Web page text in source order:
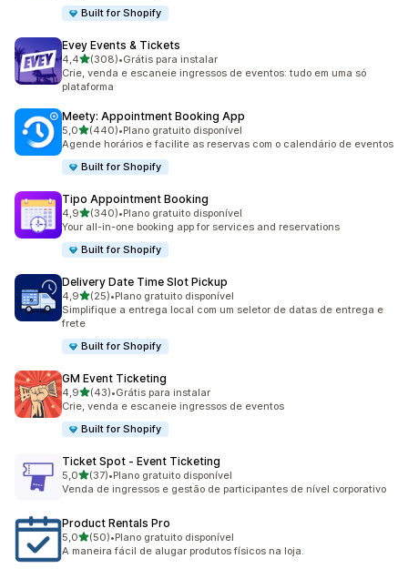
Built for Shopify
Evey Events & Tickets
4,4de 5 estrelas
(308)
308 avaliações ao todo
•Grátis para instalar
Crie, venda e escaneie ingressos de eventos: tudo em uma só
plataforma
Meety: Appointment Booking App
5,0de 5 estrelas
(440)
440 avaliações ao todo
•Plano gratuito disponível
Agende horários e facilite as reservas com o calendário de eventos
Built for Shopify
Tipo Appointment Booking
4,9de 5 estrelas
(340)
340 avaliações ao todo
•Plano gratuito disponível
Your all-in-one booking app for services and reservations
Built for Shopify
Delivery Date Time Slot Pickup
4,9de 5 estrelas
(25)
25 avaliações ao todo
•Plano gratuito disponível
Simplifique a entrega local com um seletor de datas de entrega e
frete
Built for Shopify
GM Event Ticketing
4,9de 5 estrelas
(43)
43 avaliações ao todo
•Grátis para instalar
Crie, venda e escaneie ingressos de eventos
Built for Shopify
Ticket Spot ‑ Event Ticketing
5,0de 5 estrelas
(37)
37 avaliações ao todo
•Plano gratuito disponível
Venda de ingressos e gestão de participantes de nível corporativo
Product Rentals Pro
5,0de 5 estrelas
(50)
50 avaliações ao todo
•Plano gratuito disponível
A maneira fácil de alugar produtos físicos na loja.